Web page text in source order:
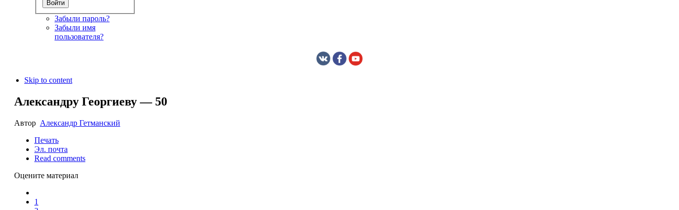
Забыли пароль?
Забыли имя
пользователя?
Skip to content
Александру Георгиеву — 50
Автор Александр Гетманский
Печать
Эл. почта
Read comments
Оцените материал
1